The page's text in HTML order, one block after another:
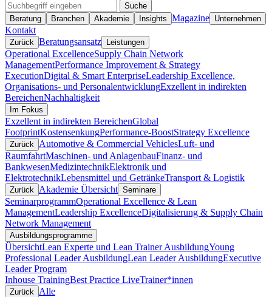
Suche
Beratung
Branchen Akademie Insights Magazine Unternehmen
Kontakt
Zurück Beratungsansatz Leistungen
Operational ExcellenceSupply Chain Network
ManagementPerformance Improvement & Strategy
ExecutionDigital & Smart EnterpriseLeadership Excellence,
Organisations- und PersonalentwicklungExzellent in indirekten
BereichenNachhaltigkeit
Im Fokus
Exzellent in indirekten BereichenGlobal
FootprintKostensenkungPerformance-BoostStrategy Excellence
Zurück Automotive & Commercial VehiclesLuft- und
RaumfahrtMaschinen- und AnlagenbauFinanz- und
BankwesenMedizintechnikElektronik und
ElektrotechnikLebensmittel und GetränkeTransport & Logistik
Zurück Akademie Übersicht Seminare
SeminarprogrammOperational Excellence & Lean
ManagementLeadership ExcellenceDigitalisierung & Supply Chain
Network Management
Ausbildungsprogramme
ÜbersichtLean Experte und Lean Trainer AusbildungYoung
Professional Leader AusbildungLean Leader AusbildungExecutive
Leader Program
Inhouse TrainingBest Practice LiveTrainer*innen
Zurück
Alle